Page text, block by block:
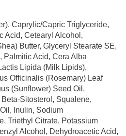
Caprylic/Capric Triglyceride,
Acid, Cetearyl Alcohol,
Butter, Glyceryl Stearate SE,
Palmitic Acid, Cera Alba
Lipida (Milk Lipids),
Officinalis (Rosemary) Leaf
(Sunflower) Seed Oil,
Sitosterol, Squalene,
Inulin, Sodium
Triethyl Citrate, Potassium
Alcohol, Dehydroacetic Acid,